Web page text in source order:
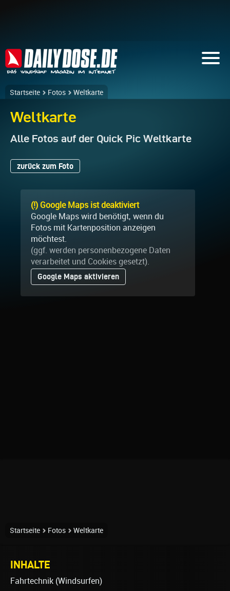
Startseite Fotos Weltkarte
Weltkarte
Alle Fotos auf der Quick Pic Weltkarte
zurück zum Foto
(!) Google Maps ist deaktiviert
Google Maps wird benötigt, wenn du
Fotos mit Kartenposition anzeigen
möchtest.
(ggf. werden personen­bezogene Daten
verarbeitet und Cookies gesetzt).
Google Maps aktivieren
Startseite Fotos Weltkarte
INHALTE
Fahrtechnik (Windsurfen)